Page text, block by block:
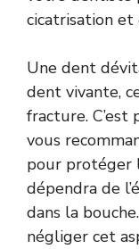
cicatrisation et
Une dent
dent vivante,
fracture.
vous
pour protéger
dépendra de
dans la
négliger cet